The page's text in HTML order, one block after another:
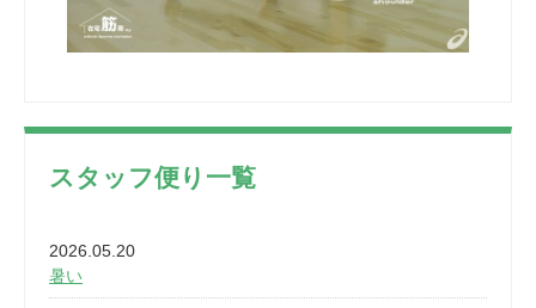
スタッフ便り一覧
2026.05.20
暑い